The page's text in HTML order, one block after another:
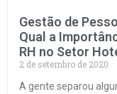
Gestão de
Qual a
RH no Setor
2 de setembro de 2020
A gente separou